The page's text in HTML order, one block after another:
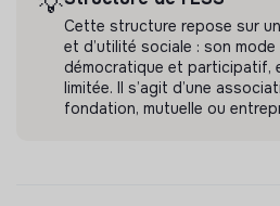
Il y a 4 mois
Cette structure repose sur
et d’utilité sociale : son
démocratique et participatif,
limitée. Il s’agit d’une
fondation, mutuelle ou